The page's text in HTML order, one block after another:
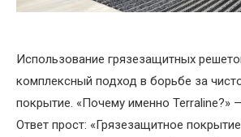
Использование грязезащитных
комплексный подход в борьбе за
покрытие. «Почему именно Terraline?»
Ответ прост: «Грязезащитное